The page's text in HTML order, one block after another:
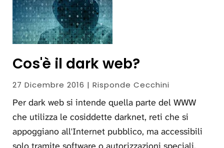
Cos'è il dark web?
27 Dicembre 2016 | Risponde Cecchini
Per dark web si intende quella parte del WWW
che utilizza le cosiddette darknet, reti che si
appoggiano all'Internet pubblico, ma accessibili